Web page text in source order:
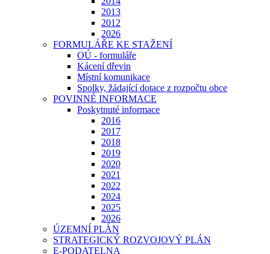
2013
2012
2026
FORMULÁŘE KE STAŽENÍ
OÚ - formuláře
Kácení dřevin
Místní komunikace
Spolky, žádající dotace z rozpočtu obce
POVINNÉ INFORMACE
Poskytnuté informace
2016
2017
2018
2019
2020
2021
2022
2024
2025
2026
ÚZEMNÍ PLÁN
STRATEGICKÝ ROZVOJOVÝ PLÁN
E-PODATELNA